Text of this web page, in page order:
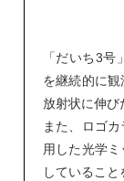
「だいち3
を継続的に
放射状に伸び
また、ロゴ
用した光学
していること